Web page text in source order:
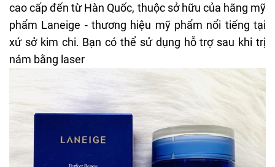
cao cấp đến từ Hàn Quốc, thuộc sở hữu của hãng mỹ
phẩm Laneige - thương hiệu mỹ phẩm nổi tiếng tại
xứ sở kim chi. Bạn có thể sử dụng hỗ trợ sau khi trị
nám bằng laser